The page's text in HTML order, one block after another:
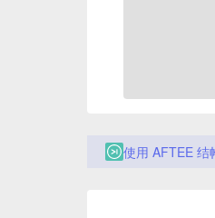
使用 AFTEE 结